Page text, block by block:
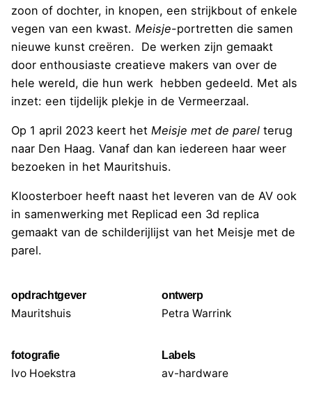
zoon of dochter, in knopen, een strijkbout of enkele
vegen van een kwast. Meisje-portretten die samen
nieuwe kunst creëren. De werken zijn gemaakt
door enthousiaste creatieve makers van over de
hele wereld, die hun werk hebben gedeeld. Met als
inzet: een tijdelijk plekje in de Vermeerzaal.
Op 1 april 2023 keert het Meisje met de parel terug
naar Den Haag. Vanaf dan kan iedereen haar weer
bezoeken in het Mauritshuis.
Kloosterboer heeft naast het leveren van de AV ook
in samenwerking met Replicad een 3d replica
gemaakt van de schilderijlijst van het Meisje met de
parel.
opdrachtgever
Mauritshuis
ontwerp
Petra Warrink
fotografie
Ivo Hoekstra
Labels
av-hardware